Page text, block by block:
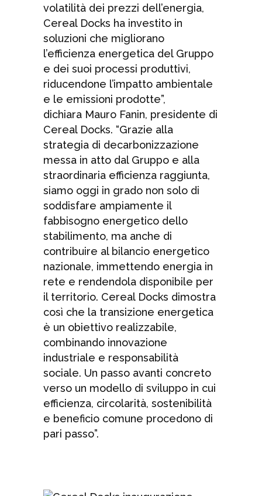
volatilità dei prezzi dell’energia,
Cereal Docks ha investito in
soluzioni che migliorano
l’efficienza energetica del Gruppo
e dei suoi processi produttivi,
riducendone l’impatto ambientale
e le emissioni prodotte”,
dichiara Mauro Fanin, presidente di
Cereal Docks. “Grazie alla
strategia di decarbonizzazione
messa in atto dal Gruppo e alla
straordinaria efficienza raggiunta,
siamo oggi in grado non solo di
soddisfare ampiamente il
fabbisogno energetico dello
stabilimento, ma anche di
contribuire al bilancio energetico
nazionale, immettendo energia in
rete e rendendola disponibile per
il territorio. Cereal Docks dimostra
così che la transizione energetica
è un obiettivo realizzabile,
combinando innovazione
industriale e responsabilità
sociale. Un passo avanti concreto
verso un modello di sviluppo in cui
efficienza, circolarità, sostenibilità
e beneficio comune procedono di
pari passo”.